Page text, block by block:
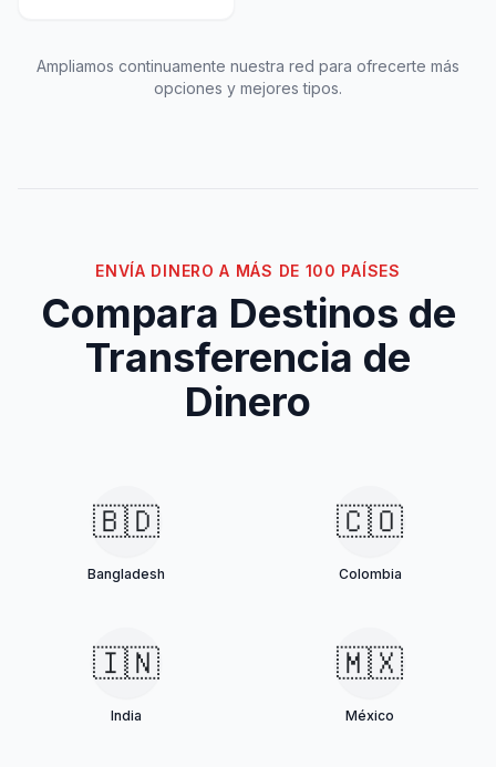
Ampliamos continuamente nuestra red para ofrecerte más
opciones y mejores tipos.
ENVÍA DINERO A MÁS DE 100 PAÍSES
Compara Destinos de
Transferencia de
Dinero
🇧🇩
Bangladesh
🇨🇴
Colombia
🇮🇳
India
🇲🇽
México